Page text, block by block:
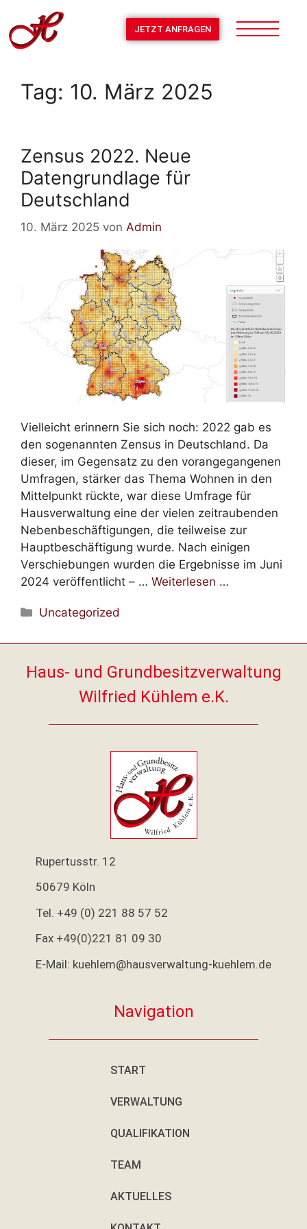
JETZT ANFRAGEN
Tag: 10. März 2025
Zensus 2022. Neue
Datengrundlage für
Deutschland
10. März 2025 von Admin
Vielleicht erinnern Sie sich noch: 2022 gab es
den sogenannten Zensus in Deutschland. Da
dieser, im Gegensatz zu den vorangegangenen
Umfragen, stärker das Thema Wohnen in den
Mittelpunkt rückte, war diese Umfrage für
Hausverwaltung eine der vielen zeitraubenden
Nebenbeschäftigungen, die teilweise zur
Hauptbeschäftigung wurde. Nach einigen
Verschiebungen wurden die Ergebnisse im Juni
2024 veröffentlicht – … Weiterlesen …
Uncategorized
Haus- und Grundbesitzverwaltung
Wilfried Kühlem e.K.
Rupertusstr. 12
50679 Köln
Tel. +49 (0) 221 88 57 52
Fax +49(0)221 81 09 30
E-Mail: kuehlem@hausverwaltung-kuehlem.de
Navigation
START
VERWALTUNG
QUALIFIKATION
TEAM
AKTUELLES